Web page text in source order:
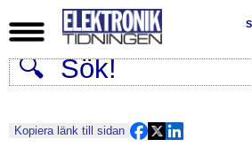
Kopiera länk till sidan